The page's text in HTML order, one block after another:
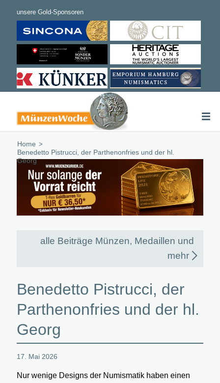
Home
Benedetto Pistrucci, der Parthenonfries und der hl.
Georg
alle Beiträge Münzen, Medaillen und
mehr
Benedetto Pistrucci, der
Parthenonfries und der hl.
Georg
17. Mai 2026
Nur wenige Designs der Numismatik haben einen